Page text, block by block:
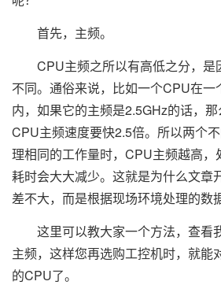
首先，主频。
CPU主频之所以有高低之分，是
不同。通俗来说，比如一个CPU在一
内，如果它的主频是2.5GHz的话，
CPU主频速度要快2.5倍。所以两个
理相同的工作量时，CPU主频越高，
耗时会大大减少。这就是为什么文章
差不大，而是根据现场环境处理的数
这里可以教大家一个方法，查看
主频，这样您再选购工控机时，就能
的CPU了。